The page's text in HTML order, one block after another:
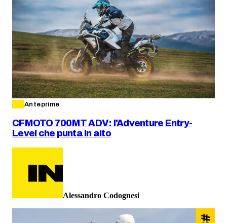
Anteprime
CFMOTO 700MT ADV: l'Adventure Entry-
Level che punta in alto
Alessandro Codognesi